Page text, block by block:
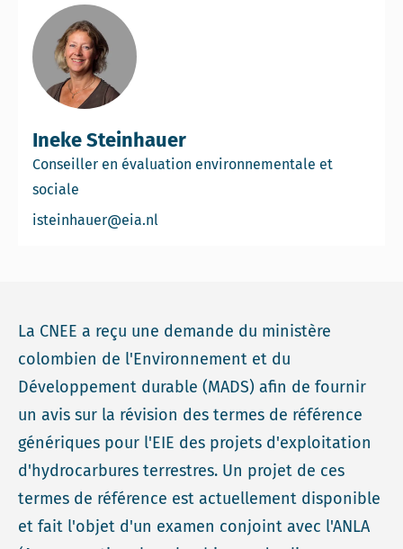
Ineke Steinhauer
Conseiller en évaluation environnementale et
sociale
isteinhauer@eia.nl
La CNEE a reçu une demande du ministère
colombien de l'Environnement et du
Développement durable (MADS) afin de fournir
un avis sur la révision des termes de référence
génériques pour l'EIE des projets d'exploitation
d'hydrocarbures terrestres. Un projet de ces
termes de référence est actuellement disponible
et fait l'objet d'un examen conjoint avec l'ANLA